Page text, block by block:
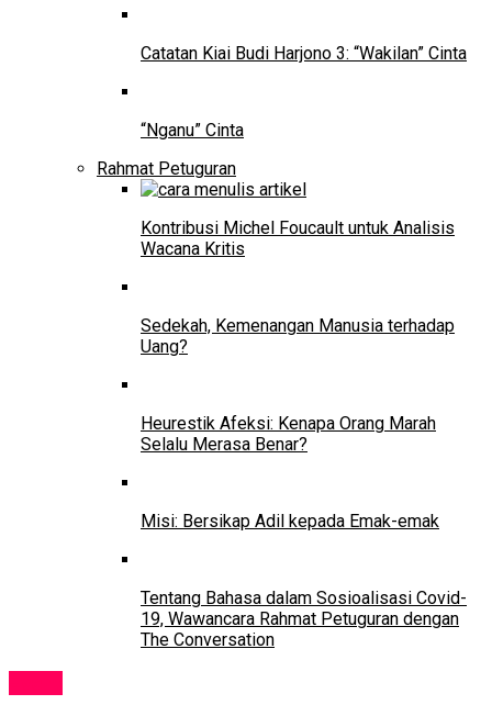
Catatan Kiai Budi Harjono 3: “Wakilan” Cinta
“Nganu” Cinta
Rahmat Petuguran
Kontribusi Michel Foucault untuk Analisis
Wacana Kritis
Sedekah, Kemenangan Manusia terhadap
Uang?
Heurestik Afeksi: Kenapa Orang Marah
Selalu Merasa Benar?
Misi: Bersikap Adil kepada Emak-emak
Tentang Bahasa dalam Sosioalisasi Covid-
19, Wawancara Rahmat Petuguran dengan
The Conversation